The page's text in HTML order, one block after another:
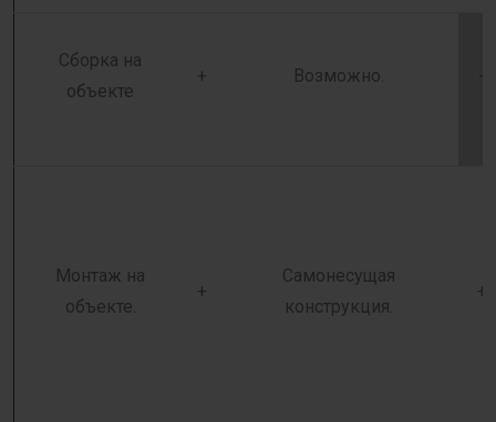
Сборка на
объекте
+ Возможно.
Монтаж на
объекте.
+
Самонесущая
конструкция.
+